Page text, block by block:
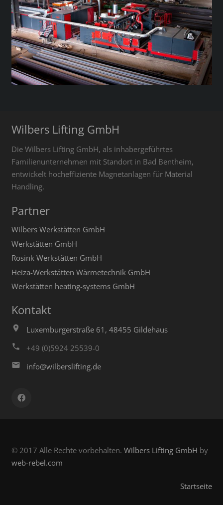
Wilbers Lifting GmbH
Die Wilbers Lifting GmbH, als inhabergeführtes
Familienunternehmen mit Standort in Bad Bentheim,
entwickelt hocheffiziente Magnetanlagen für Material
Handling.
Partner
Wilbers Werkstätten GmbH
Werkstätten GmbH
Rosink Werkstätten GmbH
Heiza-Werkstätten Wärmetechnik GmbH
Werkstätten heating-systems GmbH
Kontakt
Luxemburgerstraße 61, 48455 Gildehaus
+49 (0)5924 25539-0
info@wilberslifting.de
© 2017 Alle Rechte vorbehalten. Wilbers Lifting GmbH by
web-rebel.com
Startseite